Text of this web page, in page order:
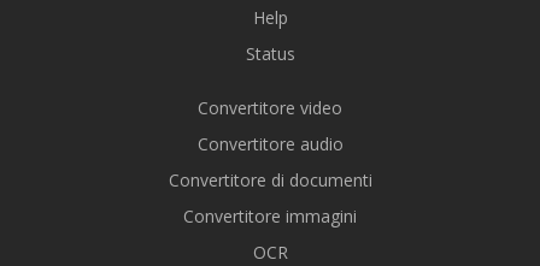
Help
Status
Convertitore video
Convertitore audio
Convertitore di documenti
Convertitore immagini
OCR